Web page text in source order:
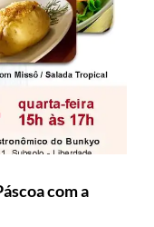
com a